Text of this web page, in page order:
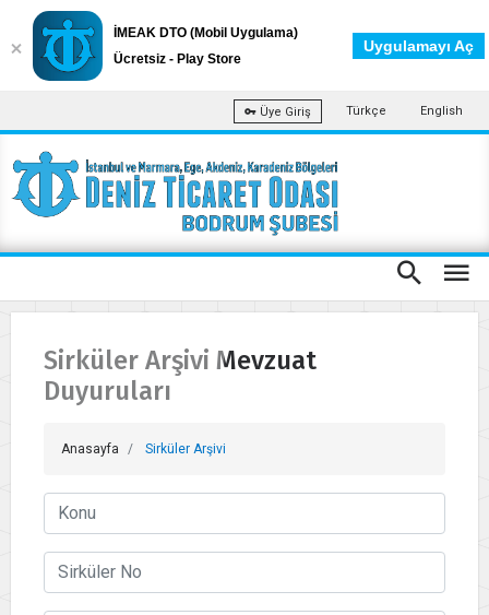
Üye Giriş Türkçe English
Sirküler Arşivi Mevzuat
Duyuruları
Anasayfa Sirküler Arşivi
İMEAK DTO (Mobil Uygulama)
Ücretsiz - Play Store
Uygulamayı Aç